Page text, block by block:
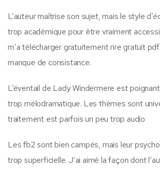
L’auteur maîtrise son sujet, mais le style
trop académique pour être vraiment
m’a télécharger gratuitement rire gratuit
manque de consistance.
L’éventail de Lady Windermere est
trop mélodramatique. Les thèmes sont
traitement est parfois un peu trop audio
Les fb2 sont bien campés, mais leur
trop superficielle. J’ai aimé la façon dont